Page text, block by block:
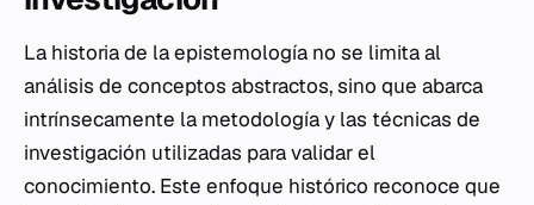
La historia de la epistemología no se limita al
análisis de conceptos abstractos, sino que abarca
intrínsecamente la metodología y las técnicas de
investigación utilizadas para validar el
conocimiento. Este enfoque histórico reconoce que